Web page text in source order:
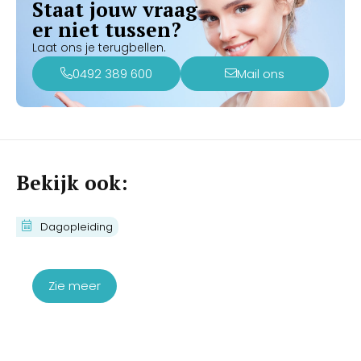
Staat jouw vraag
er niet tussen?
Laat ons je terugbellen.
0492 389 600 Mail ons
Bekijk ook:
Dagopleiding
Cursus Couperose Verwijderen met
de IPL
Zie meer